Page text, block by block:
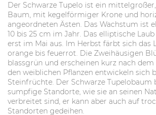
Der Schwarze Tupelo ist ein
Baum, mit kegelförmiger Krone und
angeordneten Ästen. Das Wachstum ist
10 bis 25 cm im Jahr. Das elliptische
erst im Mai aus. Im Herbst färbt sich das
orange bis feuerrot. Die Zweihäusigen
blassgrün und erscheinen kurz nach
den weiblichen Pflanzen entwickeln sich
Steinfrüchte. Der Schwarze Tupelobaum
sumpfige Standorte, wie sie an seinen
verbreitet sind, er kann aber auch auf
Standorten gedeihen.